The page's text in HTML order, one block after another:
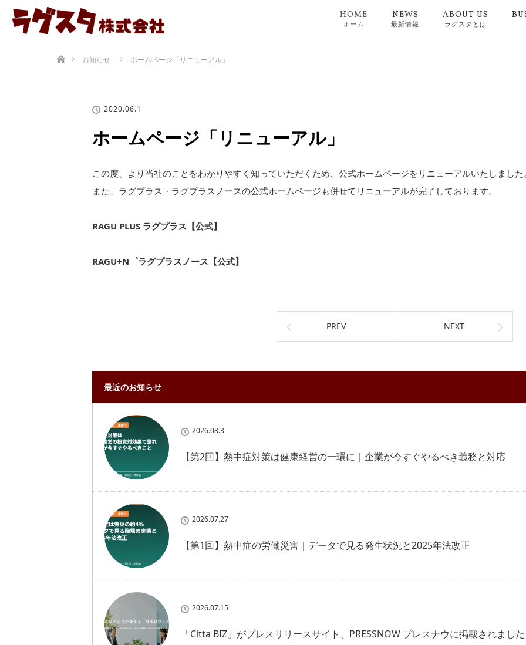
HOME
ホーム
NEWS
最新情報
ABOUT US
ラグスタとは
お知らせ
ホームページ「リニューアル」
2020.06.1
ホームページ「リニューアル」
この度、より当社のことをわかりやすく知っていただくため、公式ホームページをリニューアルいたしました
また、ラグプラス・ラグプラスノースの公式ホームページも併せてリニューアルが完了しております。
RAGU PLUS ラグプラス【公式】
RAGU+N゜ラグプラスノース【公式】
PREV NEXT
最近のお知らせ
2026.08.3
【第2回】熱中症対策は健康経営の一環に｜企業が今すぐやるべき義務と対応
2026.07.27
【第1回】熱中症の労働災害｜データで見る発生状況と2025年法改正
2026.07.15
「Citta BIZ」がプレスリリースサイト、PRESSNOW プレスナウに掲載されまし